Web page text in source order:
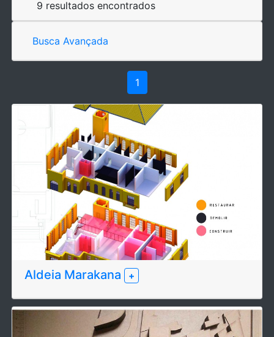
9 resultados encontrados
Busca Avançada
1
Aldeia Marakana +